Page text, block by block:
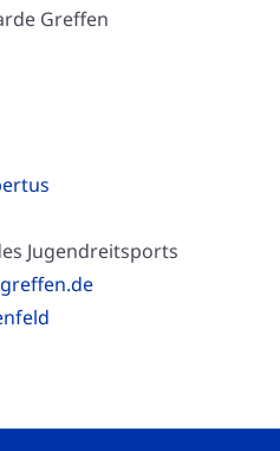
Greffen
Jugendreitsports